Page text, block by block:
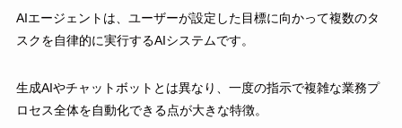
AIエージェントは、ユーザーが設定した目標に向かって複数のタ
スクを自律的に実行するAIシステムです。
生成AIやチャットボットとは異なり、一度の指示で複雑な業務プ
ロセス全体を自動化できる点が大きな特徴。